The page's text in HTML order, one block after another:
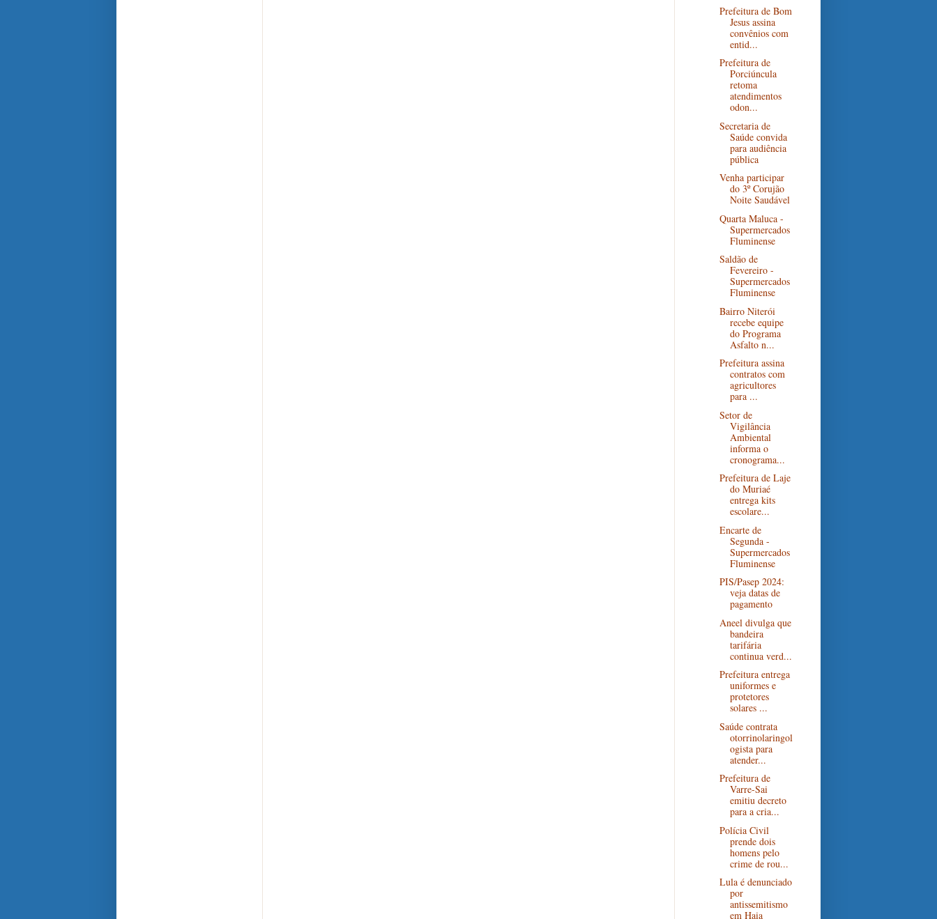
Prefeitura de Bom
Jesus assina
convênios com
entid...
Prefeitura de
Porciúncula
retoma
atendimentos
odon...
Secretaria de
Saúde convida
para audiência
pública
Venha participar
do 3º Corujão
Noite Saudável
Quarta Maluca -
Supermercados
Fluminense
Saldão de
Fevereiro -
Supermercados
Fluminense
Bairro Niterói
recebe equipe
do Programa
Asfalto n...
Prefeitura assina
contratos com
agricultores
para ...
Setor de
Vigilância
Ambiental
informa o
cronograma...
Prefeitura de Laje
do Muriaé
entrega kits
escolare...
Encarte de
Segunda -
Supermercados
Fluminense
PIS/Pasep 2024:
veja datas de
pagamento
Aneel divulga que
bandeira
tarifária
continua verd...
Prefeitura entrega
uniformes e
protetores
solares ...
Saúde contrata
otorrinolaringol
ogista para
atender...
Prefeitura de
Varre-Sai
emitiu decreto
para a cria...
Polícia Civil
prende dois
homens pelo
crime de rou...
Lula é denunciado
por
antissemitismo
em Haia